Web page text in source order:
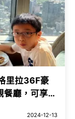
里拉36F豪
廳，可享用
2024-12-13